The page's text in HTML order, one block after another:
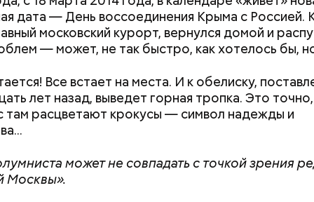
дата — День воссоединения Крыма с Россией.
московский курорт, вернулся домой и
— может, не так быстро, как хотелось бы,
Все встает на места. И к обелиску,
лет назад, выведет горная тропка. Это точно,
там расцветают крокусы — символ надежды и
может не совпадать с точкой зрения
Москвы».
Житие, преподобный родился в городке
проникся христианской религией и рано
вечерам молился и читал книги. Его дядя, епископ
видя такое усердие, сделал юношу чтецом, а
священника. Все богатства, полученные в
Николай отдал на дела милосердия. Со
Ему также приписывают разрушение
и чудеса, творимые силой молитвы. Этот
и картофеля с яблоками